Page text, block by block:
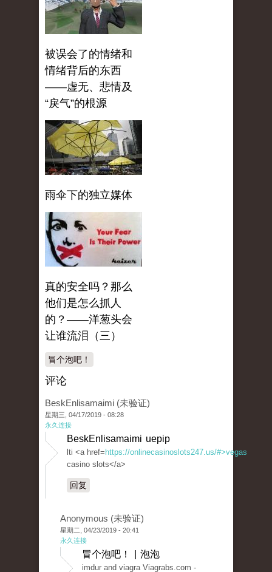
被误会了的情绪和
情绪背后的东西
——虚无、悲情及
“戾气”的根源
雨伞下的独立媒体
真的安全吗？那么
他们是怎么抓人
的？——洋葱头会
让谁流泪（三）
冒个泡吧！
评论
BeskEnlisamaimi (未验证)
星期三, 04/17/2019 - 08:28
永久连接
BeskEnlisamaimi uepip
lti <a href= https://onlinecasinoslots247.us/#>vegas
casino slots</a>
回复
Anonymous (未验证)
星期二, 04/23/2019 - 20:41
永久连接
冒个泡吧！ | 泡泡
imdur and viagra Viagrabs.com -